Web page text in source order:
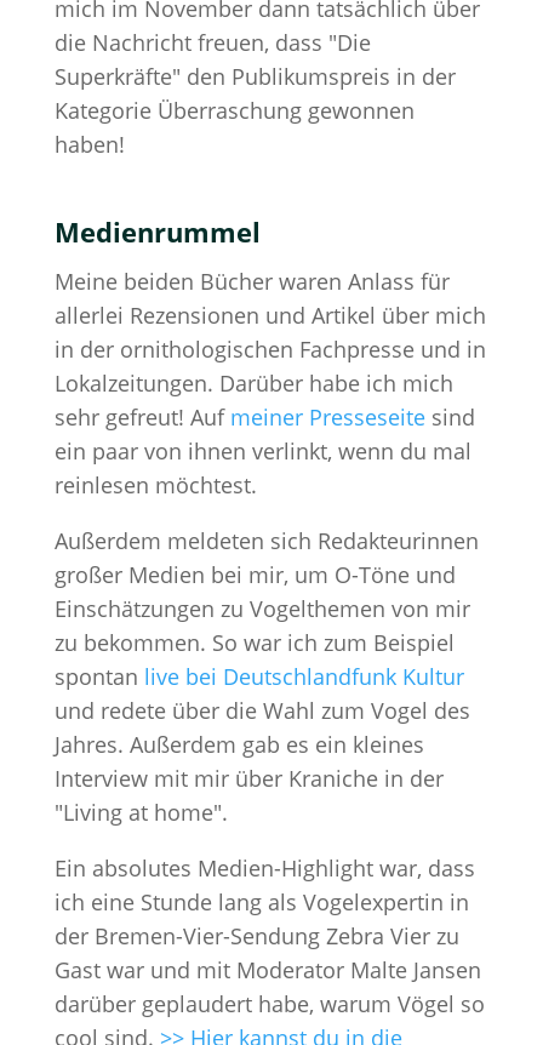
mich im November dann tatsächlich über
die Nachricht freuen, dass "Die
Superkräfte" den Publikumspreis in der
Kategorie Überraschung gewonnen
haben!
Medienrummel
Meine beiden Bücher waren Anlass für
allerlei Rezensionen und Artikel über mich
in der ornithologischen Fachpresse und in
Lokalzeitungen. Darüber habe ich mich
sehr gefreut! Auf meiner Presseseitesind
ein paar von ihnen verlinkt, wenn du mal
reinlesen möchtest.
Außerdem meldeten sich Redakteurinnen
großer Medien bei mir, um O-Töne und
Einschätzungen zu Vogelthemen von mir
zu bekommen. So war ich zum Beispiel
spontan live bei Deutschlandfunk Kultur
und redete über die Wahl zum Vogel des
Jahres. Außerdem gab es ein kleines
Interview mit mir über Kraniche in der
"Living at home".
Ein absolutes Medien-Highlight war, dass
ich eine Stunde lang als Vogelexpertin in
der Bremen-Vier-Sendung Zebra Vier zu
Gast war und mit Moderator Malte Jansen
darüber geplaudert habe, warum Vögel so
cool sind. >> Hier kannst du in die